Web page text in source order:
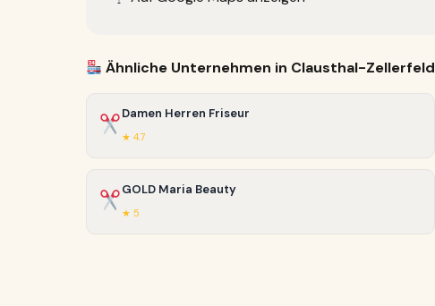
Ähnliche Unternehmen in Clausthal-Zellerfeld
Damen Herren Friseur
★ 4.7
GOLD Maria Beauty
★ 5